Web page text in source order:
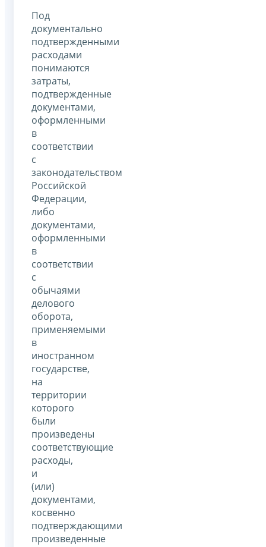
Под
документально
подтвержденными
расходами
понимаются
затраты,
подтвержденные
документами,
оформленными
в
соответствии
с
законодательством
Российской
Федерации,
либо
документами,
оформленными
в
соответствии
с
обычаями
делового
оборота,
применяемыми
в
иностранном
государстве,
на
территории
которого
были
произведены
соответствующие
расходы,
и
(или)
документами,
косвенно
подтверждающими
произведенные